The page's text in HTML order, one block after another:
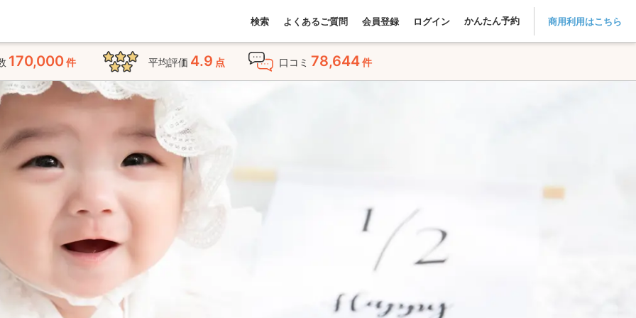
検索 よくあるご質問 会員登録 ログイン かんたん予約 商用利用はこちら
170,000件 平均評価 4.9 点 口コミ 78,644件